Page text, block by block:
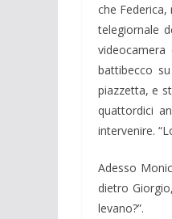
che
telegiornale
videocamera
battibecco
piazzetta, e
quattordici
intervenire.
Adesso
dietro
levano?”.